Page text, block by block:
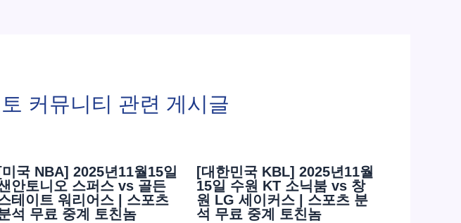
커뮤니티 관련 게시글
[미국 NBA] 2025년11월15일
안토니오 스퍼스 vs 골든
테이트 워리어스 | 스포츠
석 무료 중계 토친놈
[대한민국 KBL] 2025년11월
15일 수원 KT 소닉붐 vs 창
원 LG 세이커스 | 스포츠 분
석 무료 중계 토친놈